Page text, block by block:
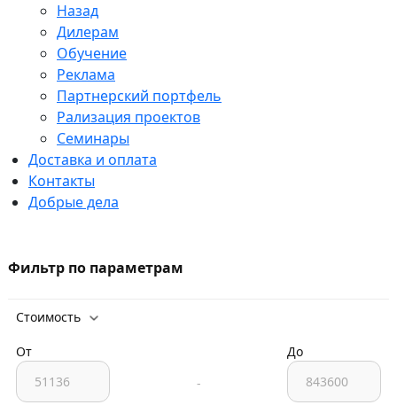
Назад
Дилерам
Обучение
Реклама
Партнерский портфель
Рализация проектов
Семинары
Доставка и оплата
Контакты
Добрые дела
Фильтр по параметрам
Стоимость
От
-
До